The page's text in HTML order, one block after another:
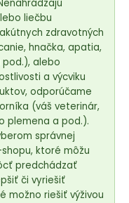
liečbu
zdravotných
hnačka, apatia,
alebo
a výcviku
odporúčame
(váš veterinár,
plemena a pod.).
správnej
ktoré môžu
predchádzať
či vyriešiť
možno riešiť výživou